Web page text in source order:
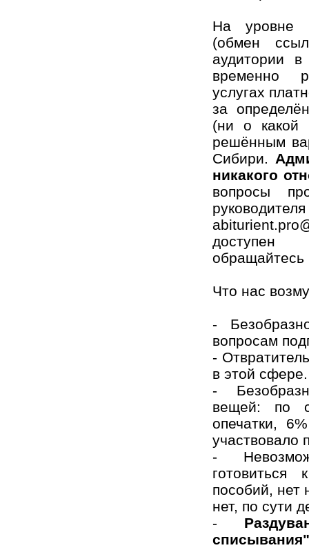
На уровне
(обмен
аудитории
временно
услугах
за
(ни о какой
решённым
Сибири.
никакого
вопросы
доступен
обращайтесь
Что нас
-
вопросам
-
в этой сфере.
-
вещей: по
опечатки,
участвовало
-
готовиться
пособий, нет
нет, по сути
-